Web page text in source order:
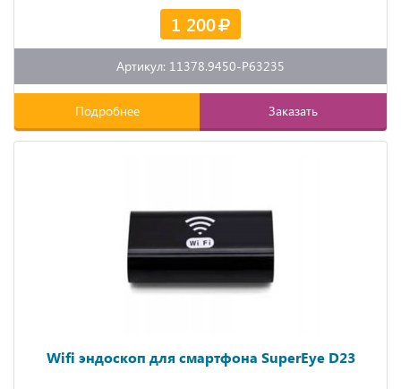
1 200
Артикул: 11378.9450-P63235
Подробнее Заказать
Wifi эндоскоп для смартфона SuperEye D23